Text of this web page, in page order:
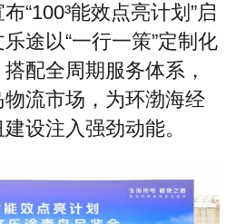
“100³能效点亮计划”启
途以“一行一策”定制化
配全周期服务体系，
流市场，为环渤海经
设注入强劲动能。